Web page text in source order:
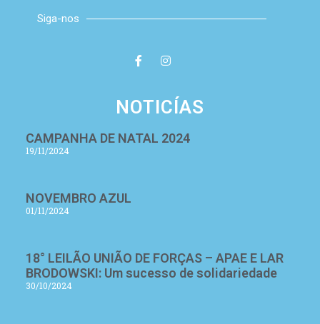
Siga-nos
NOTICÍAS
CAMPANHA DE NATAL 2024
19/11/2024
NOVEMBRO AZUL
01/11/2024
18° LEILÃO UNIÃO DE FORÇAS – APAE E LAR
BRODOWSKI: Um sucesso de solidariedade
30/10/2024